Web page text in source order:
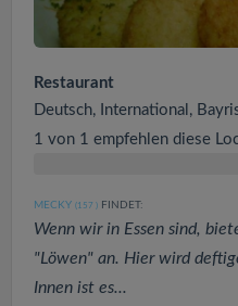
Restaurant
Deutsch, International,
1 von 1 empfehlen diese
MECKY (157 ) FINDET:
Wenn wir in Essen sind,
"Löwen" an. Hier wird
Innen ist es...